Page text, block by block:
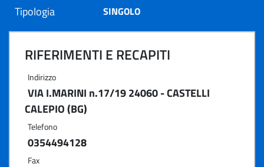
Tipologia SINGOLO
RIFERIMENTI E RECAPITI
Indirizzo
VIA I.MARINI n.17/19 24060 - CASTELLI
CALEPIO (BG)
Telefono
0354494128
Fax